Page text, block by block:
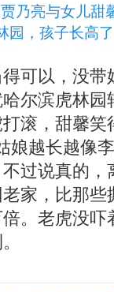
乃亮与女儿甜
园，孩子长高
可以，没带
尔滨虎林园
滚，甜馨笑
娘越长越像
过说真的，
家，比那些
。老虎没吓